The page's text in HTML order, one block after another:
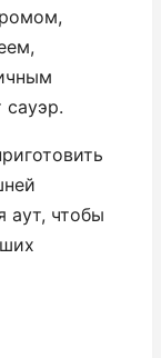
сауэр.
аут, чтобы